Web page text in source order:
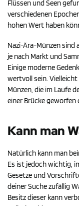
Flüssen und Seen
verschiedenen
hohen Wert haben
Nazi-Ära-Münzen
je nach Markt und
Einige moderne
wertvoll sein.
Münzen, die im Laufe
einer Brücke geworfen
Kann man
Natürlich kann man
Es ist jedoch wichtig,
Gesetze und
deiner Suche zufällig
Besitz dieser kann